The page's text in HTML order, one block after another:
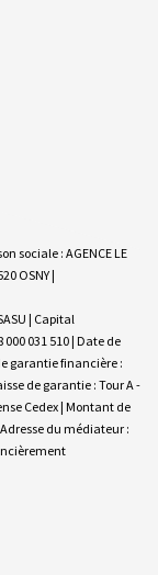
sociale : AGENCE LE
OSNY |
| Capital
000 031 510 | Date de
garantie financière :
de garantie : Tour A -
Cedex | Montant de
du médiateur :